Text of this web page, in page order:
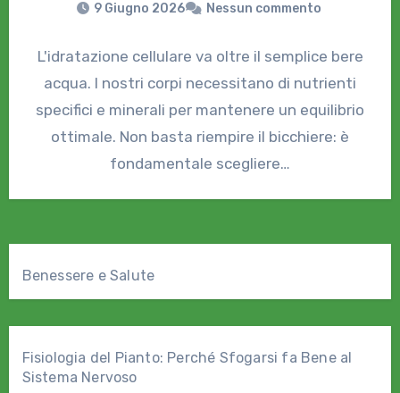
9 Giugno 2026 Nessun commento
L'idratazione cellulare va oltre il semplice bere
acqua. I nostri corpi necessitano di nutrienti
specifici e minerali per mantenere un equilibrio
ottimale. Non basta riempire il bicchiere: è
fondamentale scegliere…
Benessere e Salute
Fisiologia del Pianto: Perché Sfogarsi fa Bene al
Sistema Nervoso